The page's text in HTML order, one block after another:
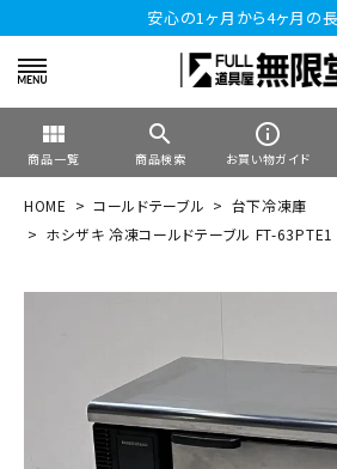
安心の1ヶ月から4ヶ月の
view_module
商品一覧
search
商品検索
info_outline
お買い物ガイド
HOME コールドテーブル
台下冷凍庫
ホシザキ 冷凍コールドテーブル FT-63PTE1